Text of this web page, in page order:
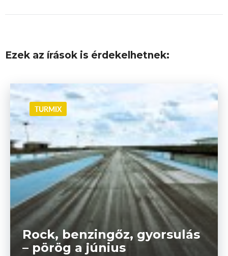
Ezek az írások is érdekelhetnek:
TURMIX
Rock, benzingőz, gyorsulás
– pörög a június